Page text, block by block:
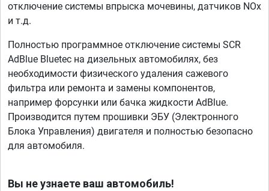
отключение системы впрыска мочевины, датчиков NOx
и т.д.
Полностью программное отключение системы SCR
AdBlue Bluetec на дизельных автомобилях, без
необходимости физического удаления сажевого
фильтра или ремонта и замены компонентов,
например форсунки или бачка жидкости AdBlue.
Производится путем прошивки ЭБУ (Электронного
Блока Управления) двигателя и полностью безопасно
для автомобиля.
Вы не узнаете ваш автомобиль!